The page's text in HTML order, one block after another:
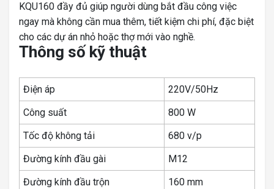
KQU160 đầy đủ giúp người dùng bắt đầu công việc
ngay mà không cần mua thêm, tiết kiệm chi phí, đặc biệt
cho các dự án nhỏ hoặc thợ mới vào nghề.
Thông số kỹ thuật
Điện áp
220V/50Hz
Công suất
800 W
Tốc độ không tải
680 v/p
Đường kính đầu gài
M12
Đường kính đầu trộn
160 mm